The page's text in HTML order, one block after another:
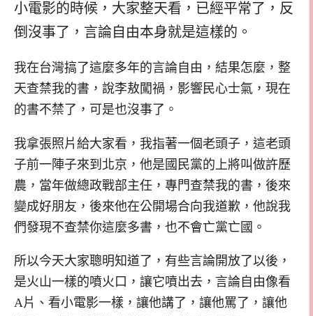
小電影的時候，大家整天看，已經平常了，反
倒沒事了，言論自由本身就是這樣的。
我在台灣搞了這麼多年的言論自由，結果怎麼，整
天查禁我的書，說李敖闖禍，影響民心士氣，現在
的書不禁了，可是也沒事了。
我拿張照片給大家看，我指著一個老頭子，這老頭
子前一陣子來到北京，他是國民黨的上將叫做許歷
農，當年做總政戰部主任，專門查禁我的書，後來
變成好朋友，後來他在公開場合向我道歉，他說我
們發現不查禁你這麼多書，也不會亡黨亡國。
所以今天大家聰明知道了，有些言論開放了以後，
是火山一樣的噴火口，讓它噴出去，言論自由像看
A片、看小電影一樣，讓他講了，讓他罵了，讓他